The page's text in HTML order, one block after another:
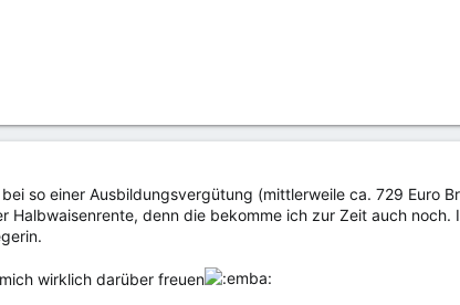
so einer Ausbildungsvergütung (mittlerweile ca. 729 Euro
Halbwaisenrente, denn die bekomme ich zur Zeit auch
wirklich darüber freuen